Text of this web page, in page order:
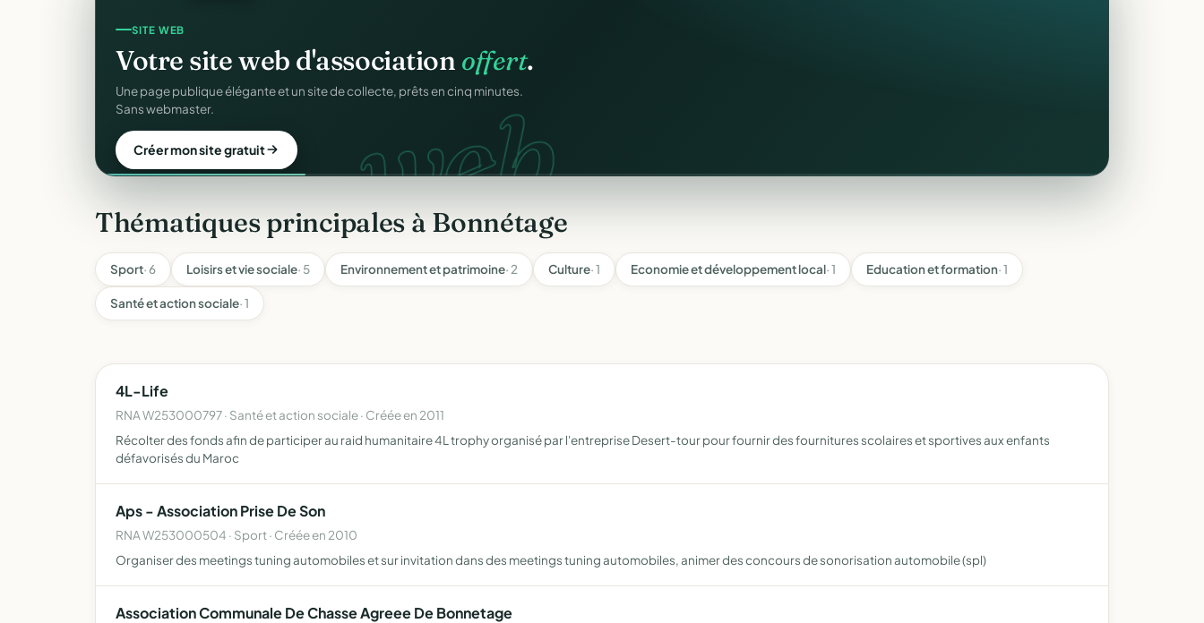
web.
SITE WEB
Votre site web d'association offert.
Une page publique élégante et un site de collecte, prêts en cinq minutes.
Sans webmaster.
Créer mon site gratuit
Thématiques principales à Bonnétage
Sport· 6 Loisirs et vie sociale· 5 Environnement et patrimoine· 2 Culture· 1 Economie et développement local· 1 Education et formation· 1
Santé et action sociale· 1
4L-Life
RNA W253000797 · Santé et action sociale · Créée en 2011
Récolter des fonds afin de participer au raid humanitaire 4L trophy organisé par l'entreprise Desert-tour pour fournir des fournitures scolaires et sportives aux enfants
défavorisés du Maroc
Aps - Association Prise De Son
RNA W253000504 · Sport · Créée en 2010
Organiser des meetings tuning automobiles et sur invitation dans des meetings tuning automobiles, animer des concours de sonorisation automobile (spl)
Association Communale De Chasse Agreee De Bonnetage